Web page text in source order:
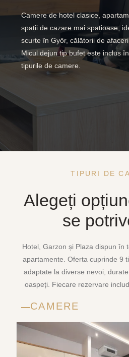
Camere de hotel clasice,
spații de cazare mai spațioase,
scurte în Győr, călătorii de
Micul dejun tip bufet este inclus
tipurile de camere.
TIPURI DE
Alegeți
se
Hotel, Garzon și Plaza dispun în
apartamente. Oferta cuprinde 9
adaptate la diverse nevoi,
oaspeți. Fiecare rezervare
CAMERE